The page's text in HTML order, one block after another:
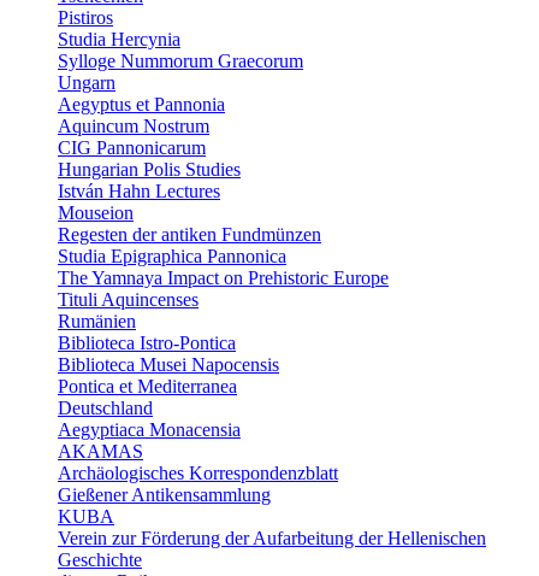
Pistiros
Studia Hercynia
Sylloge Nummorum Graecorum
Ungarn
Aegyptus et Pannonia
Aquincum Nostrum
CIG Pannonicarum
Hungarian Polis Studies
István Hahn Lectures
Mouseion
Regesten der antiken Fundmünzen
Studia Epigraphica Pannonica
The Yamnaya Impact on Prehistoric Europe
Tituli Aquincenses
Rumänien
Biblioteca Istro-Pontica
Biblioteca Musei Napocensis
Pontica et Mediterranea
Deutschland
Aegyptiaca Monacensia
AKAMAS
Archäologisches Korrespondenzblatt
Gießener Antikensammlung
KUBA
Verein zur Förderung der Aufarbeitung der Hellenischen
Geschichte